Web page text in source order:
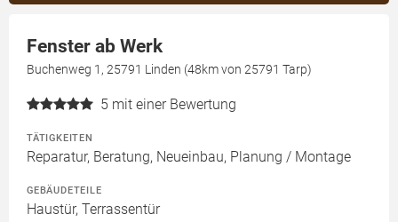
Fenster ab Werk
Buchenweg 1, 25791 Linden (48km von 25791 Tarp)
5 mit einer Bewertung
TÄTIGKEITEN
Reparatur, Beratung, Neueinbau, Planung / Montage
GEBÄUDETEILE
Haustür, Terrassentür